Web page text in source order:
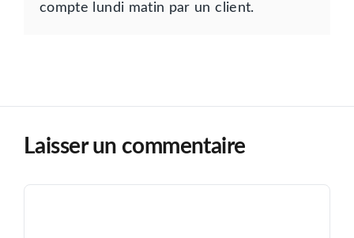
compte lundi matin par un client.
Laisser un commentaire